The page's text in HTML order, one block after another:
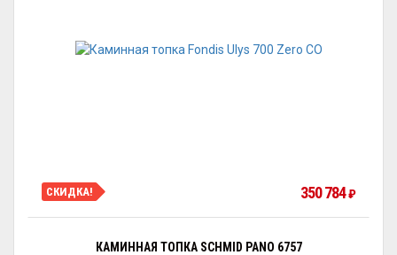
СКИДКА! 350 784₽
КАМИННАЯ ТОПКА SCHMID PANO 6757